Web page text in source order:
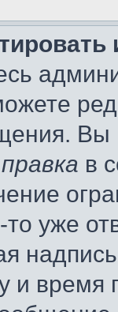
Вы
правка в
то уже
и